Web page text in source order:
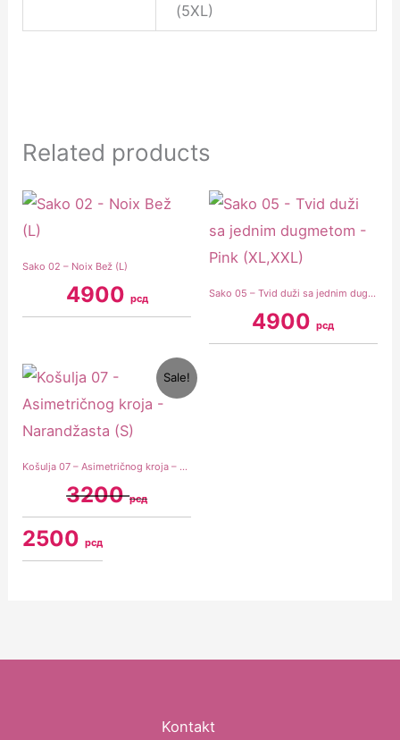
(5XL)
Related products
Sako 02 – Noix Bež (L)
4900 рсд Sako 05 – Tvid duži sa jednim dugmetom – Pink (XL,XXL)
4900рсд
Sale!
Košulja 07 – Asimetričnog kroja – Narandžasta (S)
3200рсд
Original
price
was:
3200 рсд.
2500рсд
Current
price
2500 рсд.
Kontakt